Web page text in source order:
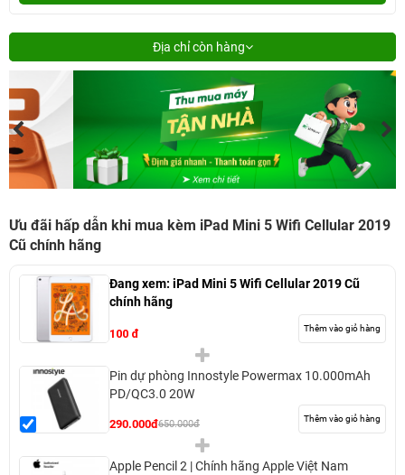
Địa chỉ còn hàng
Ưu đãi hấp dẫn khi mua kèm iPad Mini 5 Wifi Cellular 2019
Cũ chính hãng
Đang xem: iPad Mini 5 Wifi Cellular 2019 Cũ
chính hãng
100 đ Thêm vào giỏ hàng
Pin dự phòng Innostyle Powermax 10.000mAh
PD/QC3.0 20W
290.000đ650.000đ Thêm vào giỏ hàng
Apple Pencil 2 | Chính hãng Apple Việt Nam